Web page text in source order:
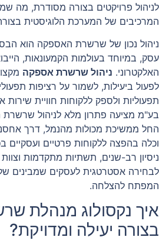
לניהול פרויקטים בצורה מסודרת, מה
המרכיבים של המערכת הלוגיסטית
ניהול נכון של שרשרת האספקה הוא
עסק, במיוחד בעולמות הקמעונאות,
האלקטרוני. ניהול שרשרת אספקה
לפעול ביעילות, לשמור על רציפות
תפעוליות ולספק ללקוחות חוויית שירות
בע"מ מציעה פתרון מלא לניהול
החל ממשיכת מכולות מהנמל, דרך
וכלה בהפצה ללקוחות פרטיים ועסקיים
ניסיון רב-שנים, תשתיות מתקדמות
לבחירה אסטרטגית לעסקים שמבינים
המפתח להצלחה.
איך נקסולוג מנהלת
בצורה יעילה ומדויקת?